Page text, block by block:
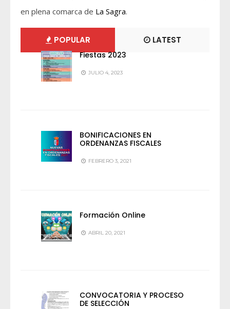
en plena comarca de La Sagra.
POPULAR LATEST
Fiestas 2023
JULIO 4, 2023
BONIFICACIONES EN
ORDENANZAS FISCALES
FEBRERO 3, 2021
Formación Online
ABRIL 20, 2021
CONVOCATORIA Y PROCESO
DE SELECCIÓN